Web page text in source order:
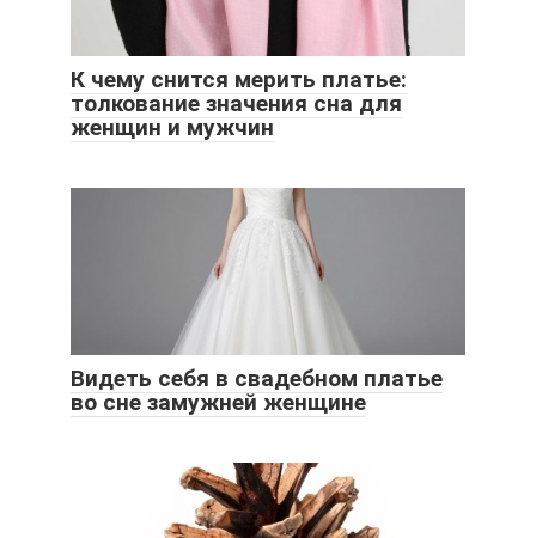
К чему снится мерить платье:
толкование значения сна для
женщин и мужчин
Видеть себя в свадебном платье
во сне замужней женщине